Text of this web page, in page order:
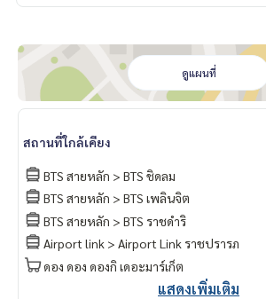
โรงเรียน นานาชาติ
รพ.
สัญญา 1 ปี
มัดจำ 2 เดือน
จ่ายค่าเช่าล่วงหน้า 1 เดือน
ติดต่อ
คุณ นก : Tel061-428-9156
What’s app : + 66 61 428 9156
Line id : @mcre
My Celebrity., Co., ltd . Real Estate Agency.
ดูแผนที่
สถานที่ใกล้เคียง
BTS สายหลัก > BTS ชิดลม
BTS สายหลัก > BTS เพลินจิต
BTS สายหลัก > BTS ราชดำริ
Airport link > Airport Link ราชปรารภ
ดอง ดอง ดองกิ เดอะมาร์เก็ต
แสดงเพิ่มเติม